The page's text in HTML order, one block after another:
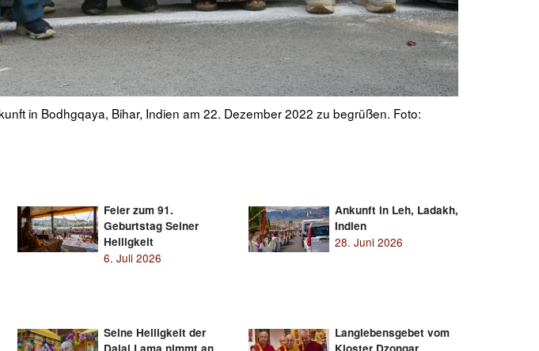
auf die Ankunft Seiner Heiligkeit des Dalai Lama in Bodhgaya, Bihar, Indien,
Feier zum 91.
Geburtstag Seiner
Heiligkeit
6. Juli 2026
Ankunft in Leh, Ladakh,
Indien
28. Juni 2026
Seine Heiligkeit der
Langlebensgebet vom